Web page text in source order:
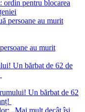
pentru blocarea
au murit
Un bărbat de 62